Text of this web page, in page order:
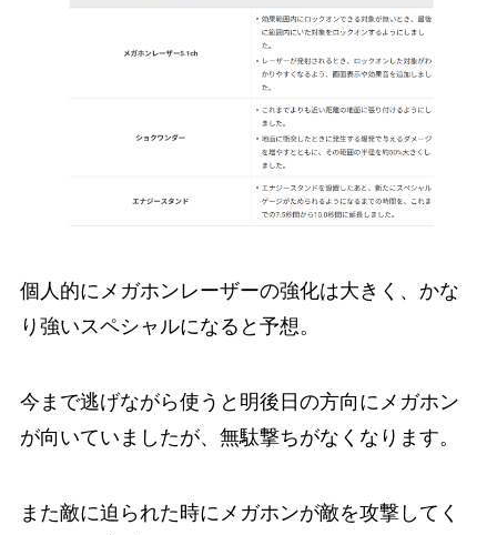
個人的にメガホンレーザーの強化は大きく、かな
り強いスペシャルになると予想。
今まで逃げながら使うと明後日の方向にメガホン
が向いていましたが、無駄撃ちがなくなります。
また敵に迫られた時にメガホンが敵を攻撃してく